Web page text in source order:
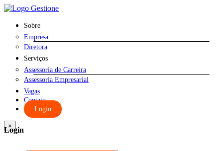
Sobre
Empresa
Diretora
Serviços
Assessoria de Carreira
Assessoria Empresarial
Vagas
Contato
Login
×
Login